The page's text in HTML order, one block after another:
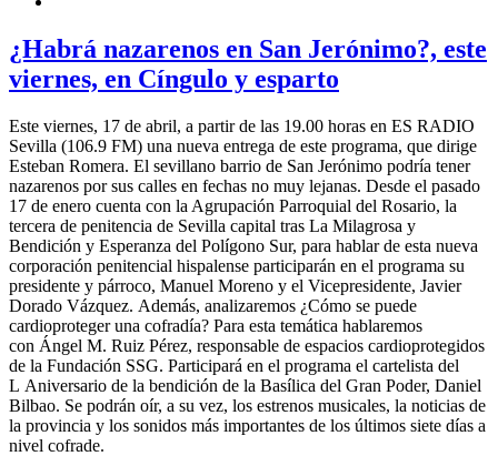
¿Habrá nazarenos en San Jerónimo?, este
viernes, en Cíngulo y esparto
Este viernes, 17 de abril, a partir de las 19.00 horas en ES RADIO
Sevilla (106.9 FM) una nueva entrega de este programa, que dirige
Esteban Romera. El sevillano barrio de San Jerónimo podría tener
nazarenos por sus calles en fechas no muy lejanas. Desde el pasado
17 de enero cuenta con la Agrupación Parroquial del Rosario, la
tercera de penitencia de Sevilla capital tras La Milagrosa y
Bendición y Esperanza del Polígono Sur, para hablar de esta nueva
corporación penitencial hispalense participarán en el programa su
presidente y párroco, Manuel Moreno y el Vicepresidente, Javier
Dorado Vázquez. Además, analizaremos ¿Cómo se puede
cardioproteger una cofradía? Para esta temática hablaremos
con Ángel M. Ruiz Pérez, responsable de espacios cardioprotegidos
de la Fundación SSG. Participará en el programa el cartelista del
L Aniversario de la bendición de la Basílica del Gran Poder, Daniel
Bilbao. Se podrán oír, a su vez, los estrenos musicales, la noticias de
la provincia y los sonidos más importantes de los últimos siete días a
nivel cofrade.